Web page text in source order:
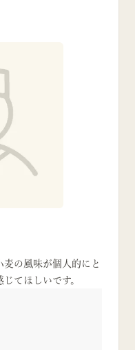
の風味が個人的にと
てほしいです。